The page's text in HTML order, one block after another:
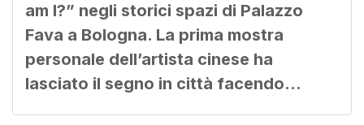
am I?” negli storici spazi di Palazzo
Fava a Bologna. La prima mostra
personale dell’artista cinese ha
lasciato il segno in città facendo…